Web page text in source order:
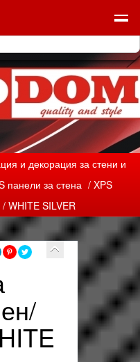
и декорация за стени и
панели за стена / XPS
WHITE SILVER